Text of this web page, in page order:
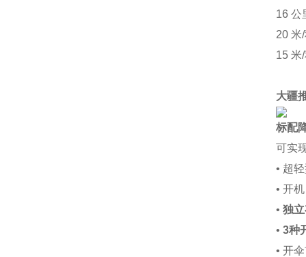
16 公
20 米
15 米
大疆
标配
可实
• 超
• 开
• 独
• 3种
• 开